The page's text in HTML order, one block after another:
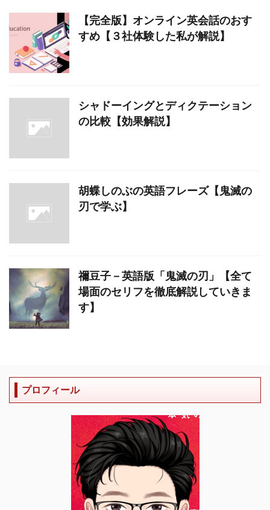
【完全版】オンライン英会話のおす
すめ【３社体験した私が解説】
シャドーイングとディクテーション
の比較【効果解説】
胡蝶しのぶの英語フレーズ【鬼滅の
刃で学ぶ】
禰豆子－英語版「鬼滅の刃」【全て
場面のセリフを徹底解説していきま
す】
プロフィール